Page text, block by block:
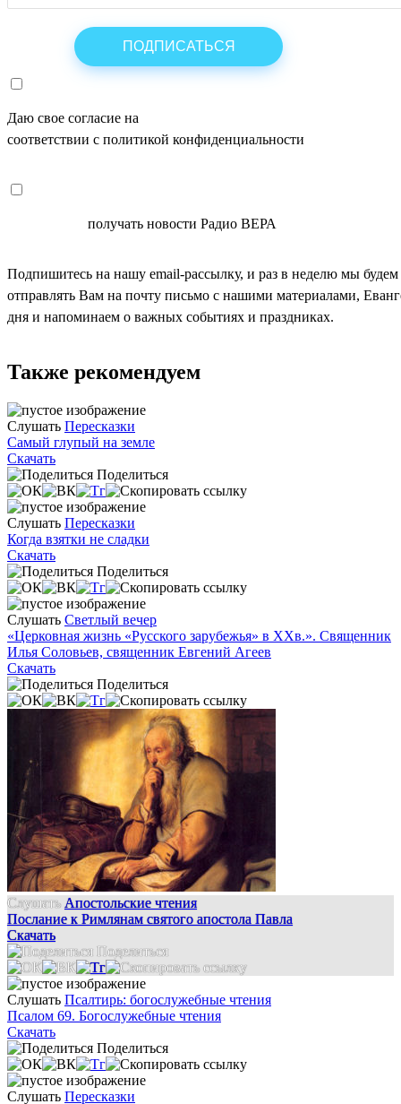
Даю свое согласие на
соответствии с политикой конфиденциальности
получать новости Радио ВЕРА
Подпишитесь на нашу email-рассылку, и раз в неделю мы будем
отправлять Вам на почту письмо с нашими материалами,
дня и напоминаем о важных событиях и праздниках.
Также рекомендуем
Слушать Пересказки
Самый глупый на земле
Скачать
Поделиться
Слушать Пересказки
Когда взятки не сладки
Скачать
Поделиться
Слушать Светлый вечер
«Церковная жизнь «Русского зарубежья» в ХХв.». Священник
Илья Соловьев, священник Евгений Агеев
Скачать
Поделиться
Слушать Апостольские чтения
Послание к Римлянам святого апостола Павла
Скачать
Поделиться
Слушать Псалтирь: богослужебные чтения
Псалом 69. Богослужебные чтения
Скачать
Поделиться
Слушать Пересказки